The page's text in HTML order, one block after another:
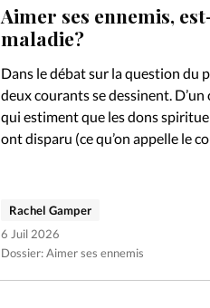
Aimer ses ennemis,
maladie?
Dans le débat sur la question du
deux courants se dessinent. D’un
qui estiment que les dons
ont disparu (ce qu’on appelle le
Dossier: Aimer ses ennemis
Rachel Gamper
6 Juil 2026